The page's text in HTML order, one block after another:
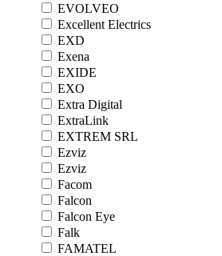
EVOLVEO
Excellent Electrics
EXD
Exena
EXIDE
EXO
Extra Digital
ExtraLink
EXTREM SRL
Ezviz
Ezviz
Facom
Falcon
Falcon Eye
Falk
FAMATEL